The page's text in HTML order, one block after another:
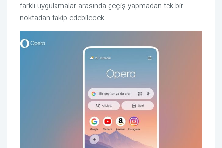
farklı uygulamalar arasında geçiş yapmadan tek bir
noktadan takip edebilecek